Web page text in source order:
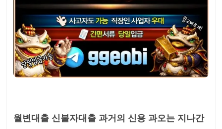
월변대출 신불자대출 과거의 신용 과오는 지나간